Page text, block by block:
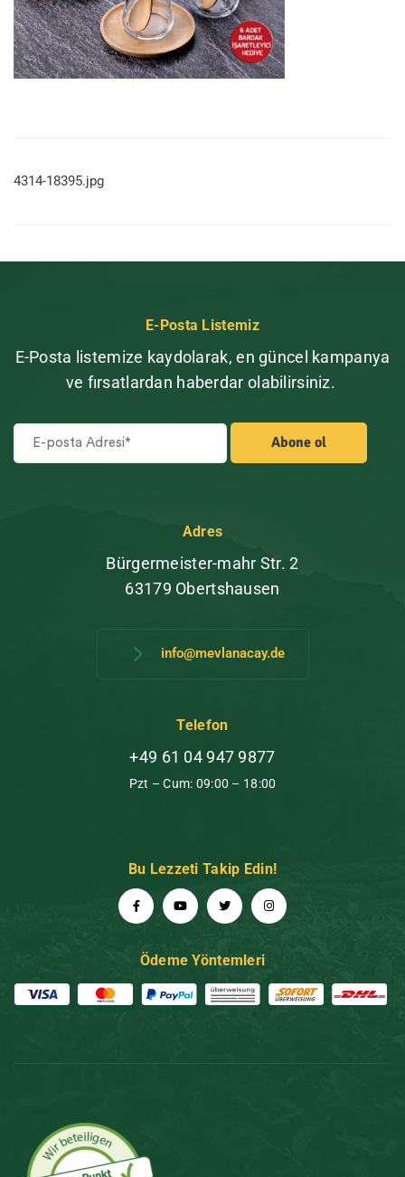
4314-18395.jpg
E-Posta Listemiz
E-Posta listemize kaydolarak, en güncel kampanya
ve fırsatlardan haberdar olabilirsiniz.
Adres
Bürgermeister-mahr Str. 2
63179 Obertshausen
info@mevlanacay.de
Telefon
+49 61 04 947 9877
Pzt – Cum: 09:00 – 18:00
Bu Lezzeti Takip Edin!
Ödeme Yöntemleri